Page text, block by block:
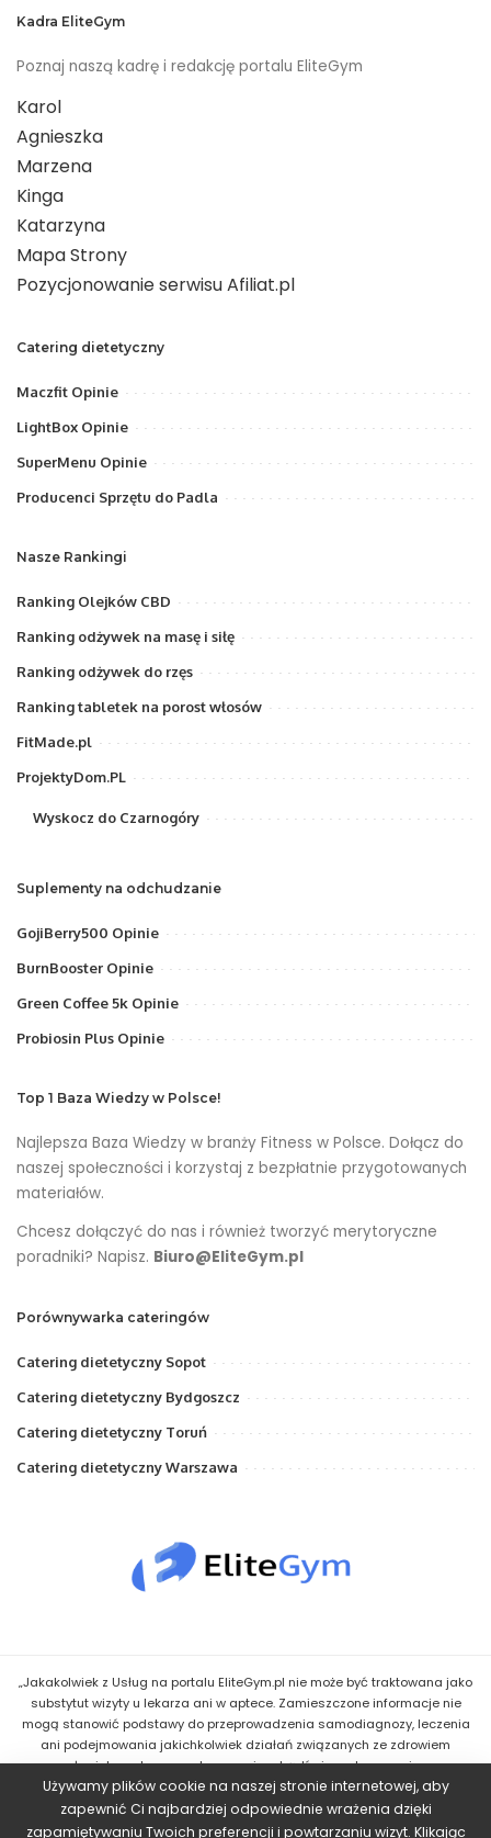
Kadra EliteGym
Poznaj naszą kadrę i redakcję portalu EliteGym
Karol
Agnieszka
Marzena
Kinga
Katarzyna
Mapa Strony
Pozycjonowanie serwisu Afiliat.pl
Catering dietetyczny
Maczfit Opinie
LightBox Opinie
SuperMenu Opinie
Producenci Sprzętu do Padla
Nasze Rankingi
Ranking Olejków CBD
Ranking odżywek na masę i siłę
Ranking odżywek do rzęs
Ranking tabletek na porost włosów
FitMade.pl
ProjektyDom.PL
Wyskocz do Czarnogóry
Suplementy na odchudzanie
GojiBerry500 Opinie
BurnBooster Opinie
Green Coffee 5k Opinie
Probiosin Plus Opinie
Top 1 Baza Wiedzy w Polsce!
Najlepsza Baza Wiedzy w branży Fitness w Polsce. Dołącz do
naszej społeczności i korzystaj z bezpłatnie przygotowanych
materiałów.
Chcesz dołączyć do nas i również tworzyć merytoryczne
poradniki? Napisz. Biuro@EliteGym.pl
Porównywarka cateringów
Catering dietetyczny Sopot
Catering dietetyczny Bydgoszcz
Catering dietetyczny Toruń
Catering dietetyczny Warszawa
„Jakakolwiek z Usług na portalu EliteGym.pl nie może być traktowana jako
substytut wizyty u lekarza ani w aptece. Zamieszczone informacje nie
mogą stanowić podstawy do przeprowadzenia samodiagnozy, leczenia
ani podejmowania jakichkolwiek działań związanych ze zdrowiem
człowieka, w tym z zastosowaniem bądź niezastosowaniem
jakiegokolwiek Leku bądź innego środka. Wskazówki uzyskane przez
Użytkownika w ramach Usług mają jedynie charakter informacyjny i nie
powinny stanowić podstawy do podejmowania jakichkolwiek działań o
Używamy plików cookie na naszej stronie internetowej, aby
zapewnić Ci najbardziej odpowiednie wrażenia dzięki
zapamiętywaniu Twoich preferencji i powtarzaniu wizyt. Klikając